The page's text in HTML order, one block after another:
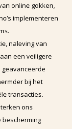
online gokken,
implementeren
naleving van
een veiligere
geavanceerde
bij het
transacties.
ons
bescherming